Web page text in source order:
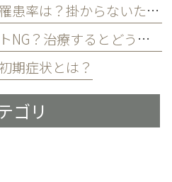
インプラント周囲炎の罹患率は？掛からないための3つの習慣
歯周病だとインプラントNG？治療するとどうなる？
期症状とは？
ゴリ